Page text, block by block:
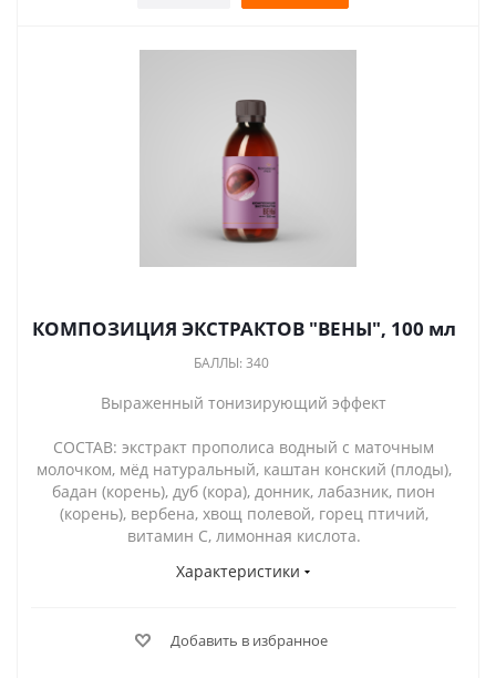
КОМПОЗИЦИЯ ЭКСТРАКТОВ "ВЕНЫ", 100 мл
БАЛЛЫ: 340
Выраженный тонизирующий эффект
СОСТАВ: экстракт прополиса водный с маточным
молочком, мёд натуральный, каштан конский (плоды),
бадан (корень), дуб (кора), донник, лабазник, пион
(корень), вербена, хвощ полевой, горец птичий,
витамин С, лимонная кислота.
Характеристики
Добавить в избранное